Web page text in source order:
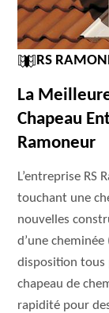
RS
La
Chapeau
Ramoneur
L’entreprise RS
touchant une
nouvelles
d’une
disposition tous
chapeau de
rapidité pour